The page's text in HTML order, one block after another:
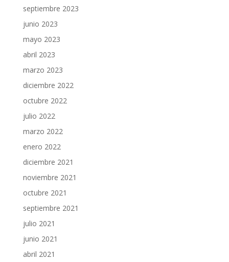
septiembre 2023
junio 2023
mayo 2023
abril 2023
marzo 2023
diciembre 2022
octubre 2022
julio 2022
marzo 2022
enero 2022
diciembre 2021
noviembre 2021
octubre 2021
septiembre 2021
julio 2021
junio 2021
abril 2021